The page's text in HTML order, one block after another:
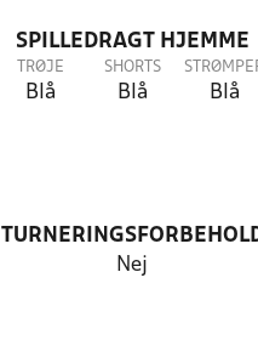
SPILLEDRAGT HJEMME
TRØJE
Blå
SHORTS
Blå Blå
Nej